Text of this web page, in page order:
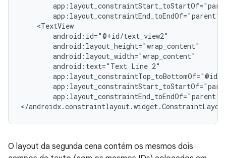
android:text="Text Line
app:layout_constraintEnd_toEndOf="parent"
</
O layout da segunda cena contém os mesmos dois